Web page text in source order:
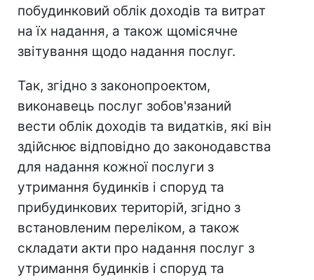
побудинковий облік доходів та витрат
на їх надання, а також щомісячне
звітування щодо надання послуг.
Так, згідно з законопроектом,
виконавець послуг зобов'язаний
вести облік доходів та видатків, які він
здійснює відповідно до законодавства
для надання кожної послуги з
утримання будинків і споруд та
прибудинкових територій, згідно з
встановленим переліком, а також
складати акти про надання послуг з
утримання будинків і споруд та